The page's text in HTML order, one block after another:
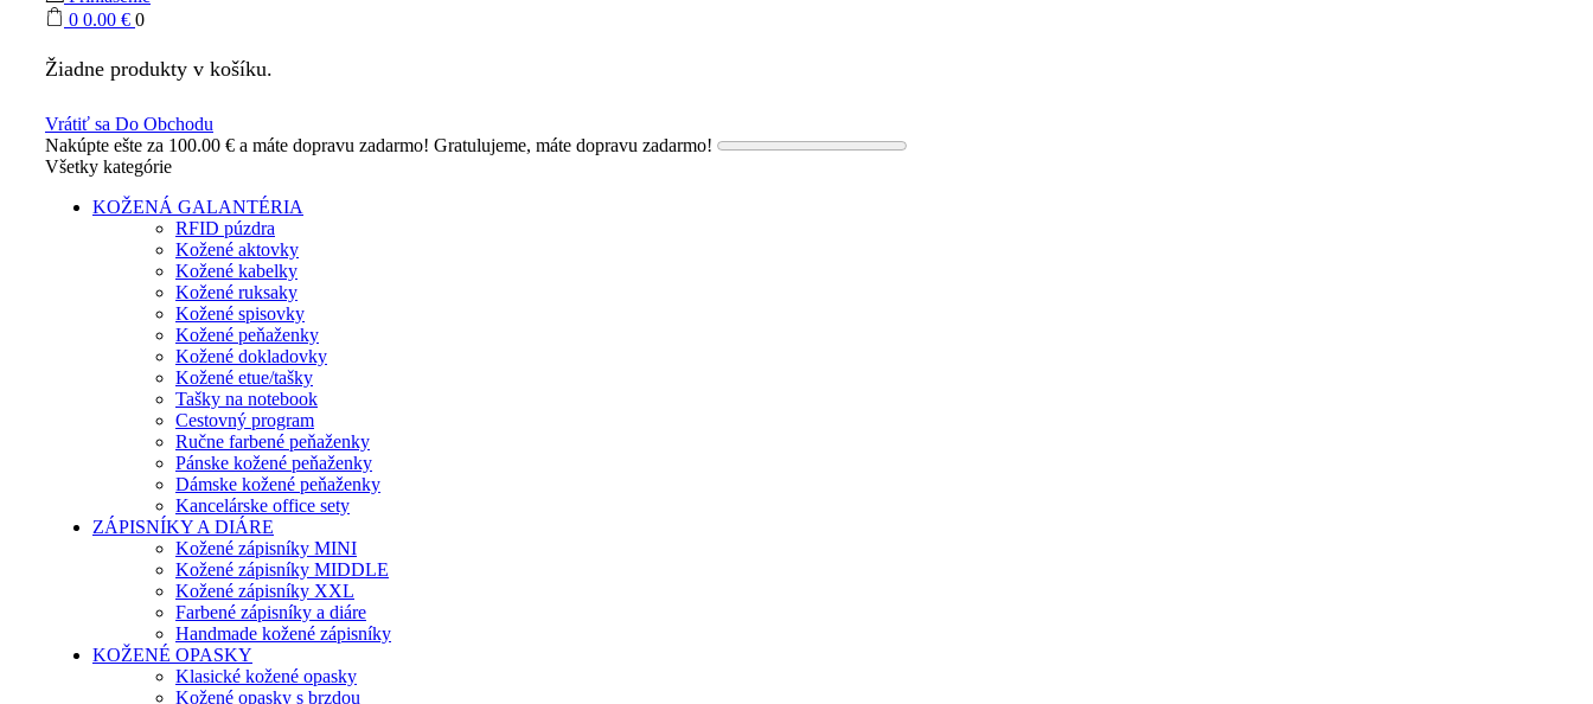
0 0.00 € 0
Žiadne produkty v košíku.
Vrátiť sa Do Obchodu
Nakúpte ešte za 100.00 € a máte dopravu zadarmo! Gratulujeme, máte dopravu zadarmo!
Všetky kategórie
KOŽENÁ GALANTÉRIA
RFID púzdra
Kožené aktovky
Kožené kabelky
Kožené ruksaky
Kožené spisovky
Kožené peňaženky
Kožené dokladovky
Kožené etue/tašky
Tašky na notebook
Cestovný program
Ručne farbené peňaženky
Pánske kožené peňaženky
Dámske kožené peňaženky
Kancelárske office sety
ZÁPISNÍKY A DIÁRE
Kožené zápisníky MINI
Kožené zápisníky MIDDLE
Kožené zápisníky XXL
Farbené zápisníky a diáre
Handmade kožené zápisníky
KOŽENÉ OPASKY
Klasické kožené opasky
Kožené opasky s brzdou